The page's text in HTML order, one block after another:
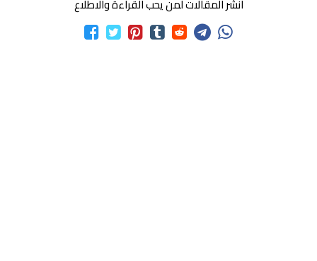
انشر المقالات لمن يحب القراءة والاطلاع